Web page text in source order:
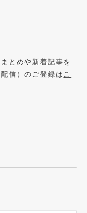
とめや新着記事を
信）のご登録は こ